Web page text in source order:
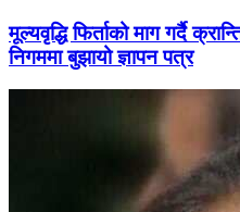
मूल्यवृद्धि फिर्ताको माग गर्दै
निगममा बुझायो ज्ञापन पत्र